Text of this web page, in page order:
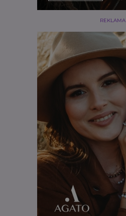
REKLAMA